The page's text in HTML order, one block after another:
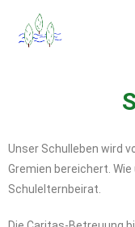
Unser Schulleben wird
Gremien bereichert.
Schulelternbeirat.